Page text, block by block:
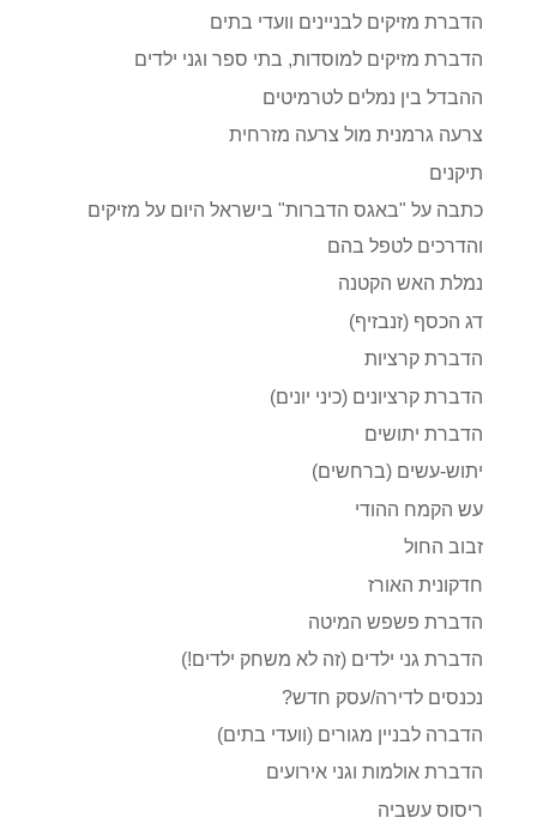
הדברת מזיקים לבניינים וועדי בתים
הדברת מזיקים למוסדות, בתי ספר וגני ילדים
ההבדל בין נמלים לטרמיטים
צרעה גרמנית מול צרעה מזרחית
תיקנים
כתבה על "באגס הדברות" בישראל היום על מזיקים
והדרכים לטפל בהם
נמלת האש הקטנה
דג הכסף (זנבזיף)
הדברת קרציות
הדברת קרציונים (כיני יונים)
הדברת יתושים
יתוש-עשים (ברחשים)
עש הקמח ההודי
זבוב החול
חדקונית האורז
הדברת פשפש המיטה
הדברת גני ילדים (זה לא משחק ילדים!)
נכנסים לדירה/עסק חדש?
הדברה לבניין מגורים (וועדי בתים)
הדברת אולמות וגני אירועים
ריסוס עשביה